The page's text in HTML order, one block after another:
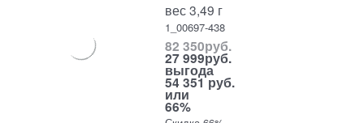
вес 3,49 г
1_00697-438
82 350руб.
27 999руб.
выгода
54 351 руб.
или
66%